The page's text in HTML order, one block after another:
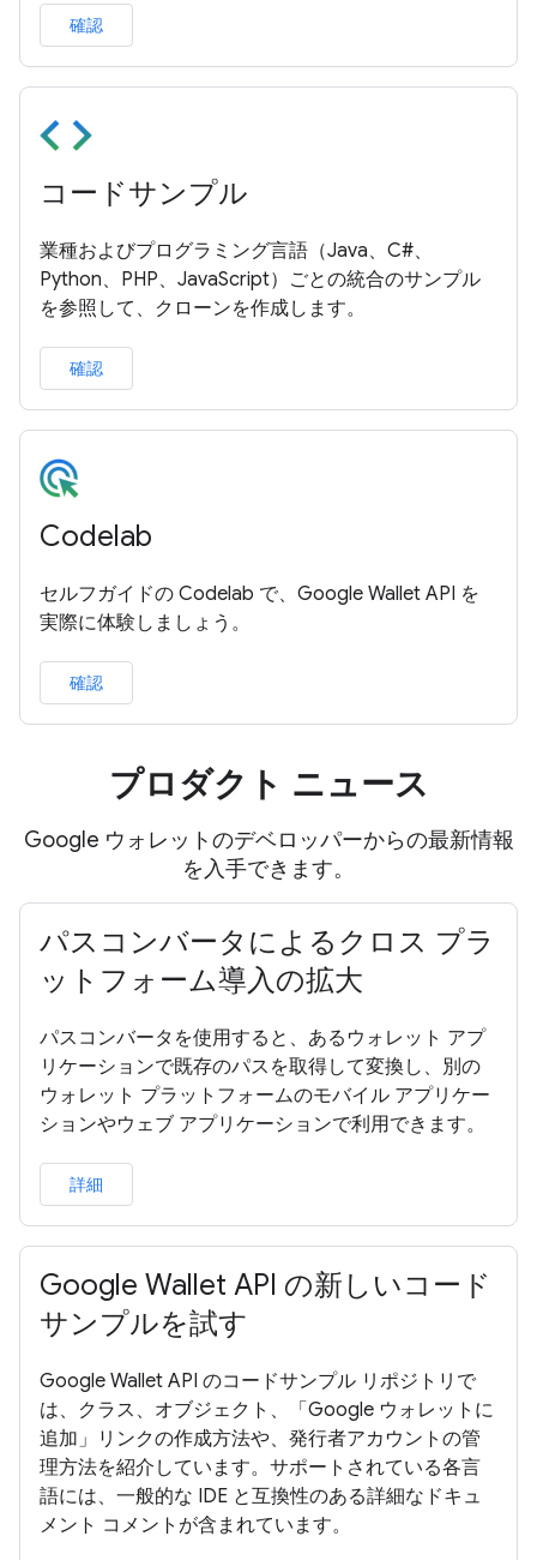
確認
コードサンプル
業種およびプログラミング言語（Java、C#、
Python、PHP、JavaScript）ごとの統合のサンプル
を参照して、クローンを作成します。
確認
Codelab
セルフガイドの Codelab で、Google Wallet API を
実際に体験しましょう。
確認
プロダクト ニュース
Google ウォレットのデベロッパーからの最新情報
を入手できます。
パスコンバータによるクロス プラ
ットフォーム導入の拡大
パスコンバータを使用すると、あるウォレット アプ
リケーションで既存のパスを取得して変換し、別の
ウォレット プラットフォームのモバイル アプリケー
ションやウェブ アプリケーションで利用できます。
詳細
Google Wallet API の新しいコード
サンプルを試す
Google Wallet API のコードサンプル リポジトリで
は、クラス、オブジェクト、「Google ウォレットに
追加」リンクの作成方法や、発行者アカウントの管
理方法を紹介しています。サポートされている各言
語には、一般的な IDE と互換性のある詳細なドキュ
メント コメントが含まれています。